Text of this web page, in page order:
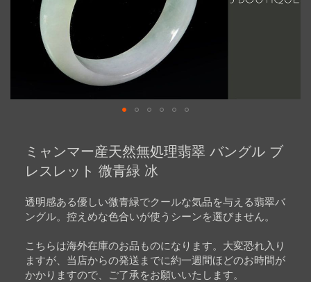
beginning
images
gallery
ミャンマー産天然無処理翡翠 バングル ブ
レスレット 微青緑 冰
透明感ある優しい微青緑でクールな気品を与える翡翠バ
ングル。控えめな色合いが使うシーンを選びません。
こちらは海外在庫のお品ものになります。大変恐れ入り
ますが、当店からの発送までに約一週間ほどのお時間が
かかりますので、ご了承をお願いいたします。